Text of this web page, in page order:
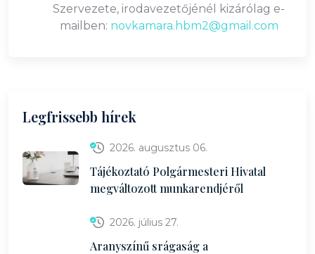
Szervezete, irodavezetőjénél kizárólag e-
mailben: novkamara.hbm2@gmail.com
Legfrissebb hírek
2026. augusztus 06.
Tájékoztató Polgármesteri Hivatal
megváltozott munkarendjéről
2026. július 27.
Aranyszínű srágaság a